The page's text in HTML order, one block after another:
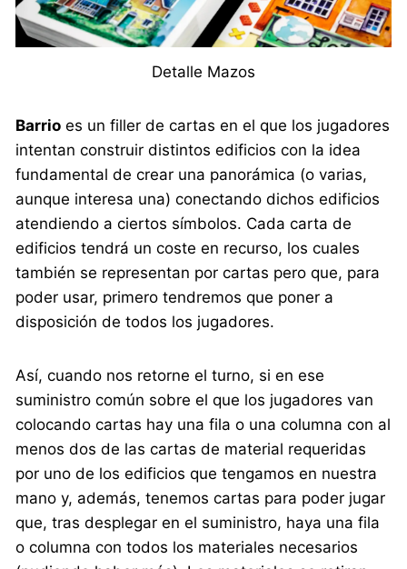
Detalle Mazos
Barrio es un filler de cartas en el que los jugadores
intentan construir distintos edificios con la idea
fundamental de crear una panorámica (o varias,
aunque interesa una) conectando dichos edificios
atendiendo a ciertos símbolos. Cada carta de
edificios tendrá un coste en recurso, los cuales
también se representan por cartas pero que, para
poder usar, primero tendremos que poner a
disposición de todos los jugadores.
Así, cuando nos retorne el turno, si en ese
suministro común sobre el que los jugadores van
colocando cartas hay una fila o una columna con al
menos dos de las cartas de material requeridas
por uno de los edificios que tengamos en nuestra
mano y, además, tenemos cartas para poder jugar
que, tras desplegar en el suministro, haya una fila
o columna con todos los materiales necesarios